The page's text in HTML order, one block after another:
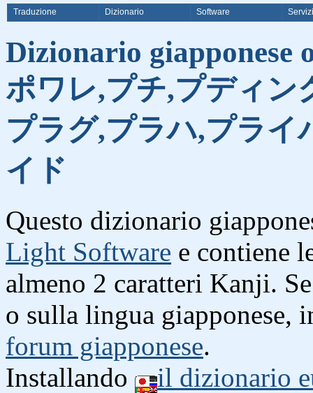
Traduzione Dizionario Software Servizi
Dizionario giapponese
ポワレ,プチ,プディン
プラグ,プラハ,プライ
イド
Questo dizionario
Light Software e contiene
almeno 2 caratteri Kanji.
o sulla lingua giapponese,
forum giapponese.
Installando
il dizionario